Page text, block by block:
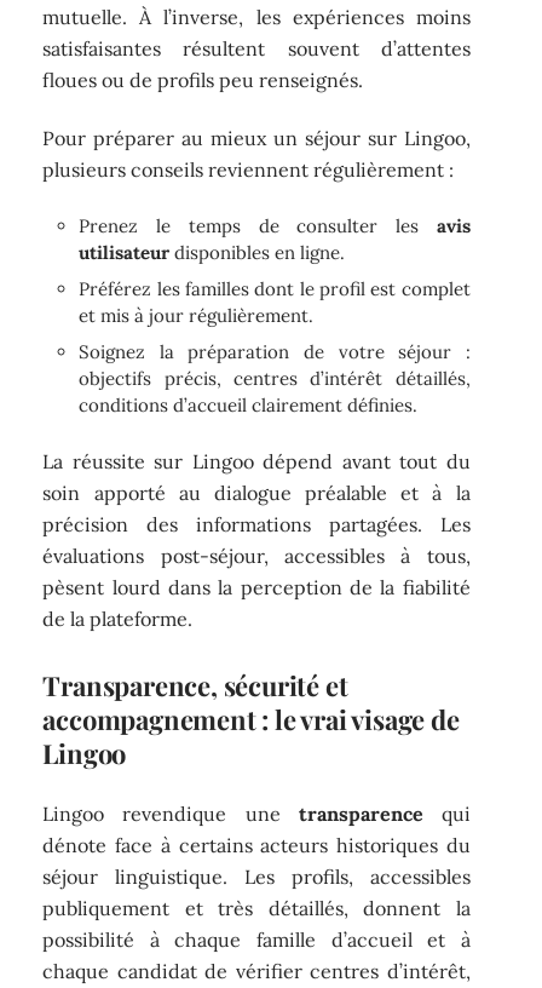
mutuelle. À l’inverse, les expériences moins
satisfaisantes résultent souvent d’attentes
floues ou de profils peu renseignés.
Pour préparer au mieux un séjour sur Lingoo,
plusieurs conseils reviennent régulièrement :
Prenez le temps de consulter les avis
utilisateur disponibles en ligne.
Préférez les familles dont le profil est complet
et mis à jour régulièrement.
Soignez la préparation de votre séjour :
objectifs précis, centres d’intérêt détaillés,
conditions d’accueil clairement définies.
La réussite sur Lingoo dépend avant tout du
soin apporté au dialogue préalable et à la
précision des informations partagées. Les
évaluations post-séjour, accessibles à tous,
pèsent lourd dans la perception de la fiabilité
de la plateforme.
Transparence, sécurité et
accompagnement : le vrai visage de
Lingoo
Lingoo revendique une transparence qui
dénote face à certains acteurs historiques du
séjour linguistique. Les profils, accessibles
publiquement et très détaillés, donnent la
possibilité à chaque famille d’accueil et à
chaque candidat de vérifier centres d’intérêt,